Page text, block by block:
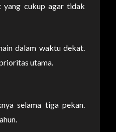
yang cukup agar tidak
dalam waktu dekat.
utama.
selama tiga pekan.